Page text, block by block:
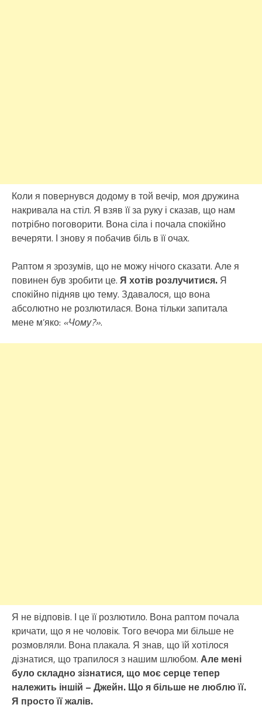
Коли я повернувся додому в той вечір, моя дружина
накривала на стіл. Я взяв її за руку і сказав, що нам
потрібно поговорити. Вона сіла і почала спокійно
вечеряти. І знову я побачив біль в її очах.
Раптом я зрозумів, що не можу нічого сказати. Але я
повинен був зробити це. Я хотів розлучитися. Я
спокійно підняв цю тему. Здавалося, що вона
абсолютно не розлютилася. Вона тільки запитала
мене м’яко: «Чому?».
Я не відповів. І це її розлютило. Вона раптом почала
кричати, що я не чоловік. Того вечора ми більше не
розмовляли. Вона плакала. Я знав, що їй хотілося
дізнатися, що трапилося з нашим шлюбом. Але мені
було складно зізнатися, що моє серце тепер
належить іншій – Джейн. Що я більше не люблю її.
Я просто її жалів.